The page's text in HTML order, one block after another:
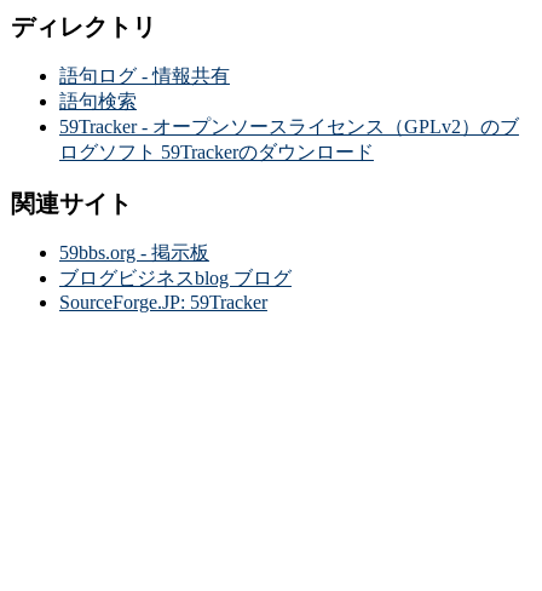
ディレクトリ
語句ログ - 情報共有
語句検索
59Tracker - オープンソースライセンス（GPLv2）のブ
ログソフト 59Trackerのダウンロード
関連サイト
59bbs.org - 掲示板
ブログビジネスblog ブログ
SourceForge.JP: 59Tracker